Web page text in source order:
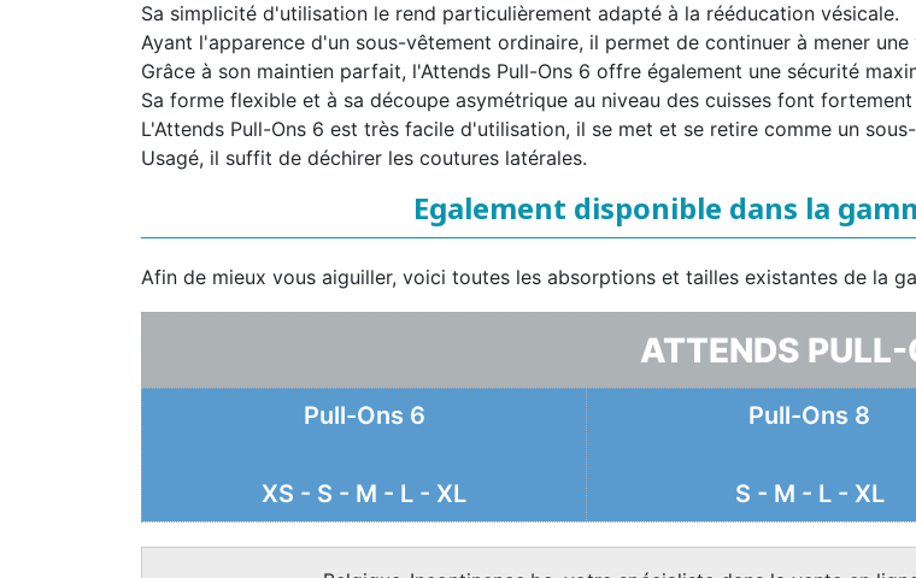
Sa simplicité d'utilisation le rend particulièrement adapté à la rééducation vésicale.
Ayant l'apparence d'un sous-vêtement ordinaire, il permet de continuer à mener
Grâce à son maintien parfait, l'Attends Pull-Ons 6 offre également une sécurité
Sa forme flexible et à sa découpe asymétrique au niveau des cuisses font
L'Attends Pull-Ons 6 est très facile d'utilisation, il se met et se retire comme un
Usagé, il suffit de déchirer les coutures latérales.
Egalement disponible dans la
Afin de mieux vous aiguiller, voici toutes les absorptions et tailles existantes de la
ATTENDS PULL-
Pull-Ons 6
XS - S - M - L - XL
Pull-Ons 8
S - M - L - XL